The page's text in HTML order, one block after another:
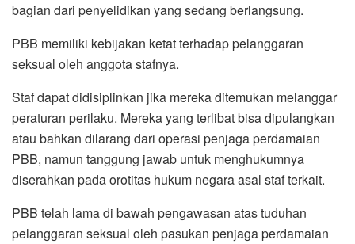
bagian dari penyelidikan yang sedang berlangsung.
PBB memiliki kebijakan ketat terhadap pelanggaran
seksual oleh anggota stafnya.
Staf dapat didisiplinkan jika mereka ditemukan melanggar
peraturan perilaku. Mereka yang terlibat bisa dipulangkan
atau bahkan dilarang dari operasi penjaga perdamaian
PBB, namun tanggung jawab untuk menghukumnya
diserahkan pada orotitas hukum negara asal staf terkait.
PBB telah lama di bawah pengawasan atas tuduhan
pelanggaran seksual oleh pasukan penjaga perdamaian